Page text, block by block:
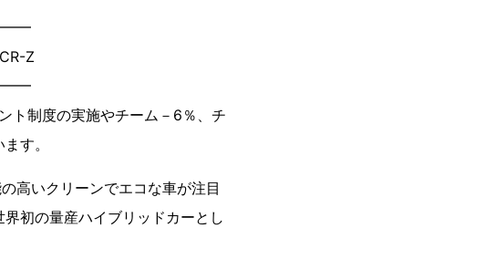
Z
ト制度の実施やチーム－6％、チ
す。
高いクリーンでエコな車が注目
初の量産ハイブリッドカーとし